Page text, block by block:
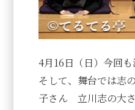
4月16日（日）今回も
そして、舞台では志
子さん 立川志の大